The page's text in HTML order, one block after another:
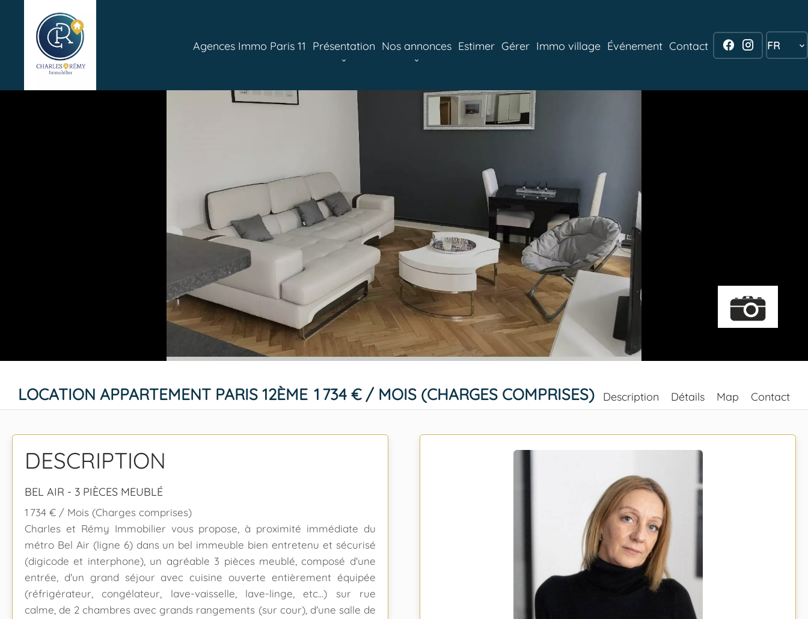
Agences Immo Paris 11 Présentation Nos annonces Estimer Gérer Immo village Événement Contact FR
LOCATION APPARTEMENT PARIS 12ÈME 1 734 € / MOIS (CHARGES COMPRISES) Description Détails Map Contact
DESCRIPTION
BEL AIR - 3 PIÈCES MEUBLÉ
1 734 € / Mois (Charges comprises)
Charles et Rémy Immobilier vous propose, à proximité immédiate du
métro Bel Air (ligne 6) dans un bel immeuble bien entretenu et sécurisé
(digicode et interphone), un agréable 3 pièces meublé, composé d'une
entrée, d'un grand séjour avec cuisine ouverte entièrement équipée
(réfrigérateur, congélateur, lave-vaisselle, lave-linge, etc...) sur rue
calme, de 2 chambres avec grands rangements (sur cour), d'une salle de